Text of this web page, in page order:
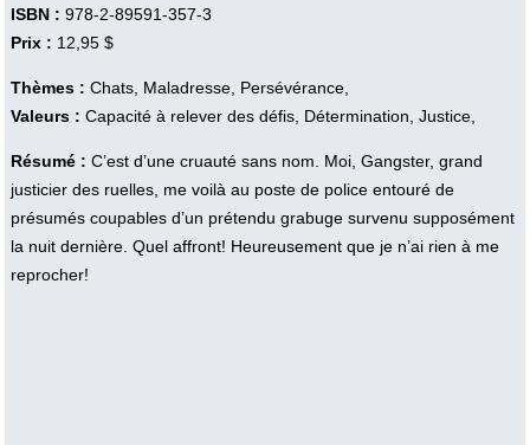
ISBN : 978-2-89591-357-3
Prix : 12,95 $
Thèmes : Chats, Maladresse, Persévérance,
Valeurs : Capacité à relever des défis, Détermination, Justice,
Résumé : C’est d’une cruauté sans nom. Moi, Gangster, grand
justicier des ruelles, me voilà au poste de police entouré de
présumés coupables d’un prétendu grabuge survenu supposément
la nuit dernière. Quel affront! Heureusement que je n’ai rien à me
reprocher!